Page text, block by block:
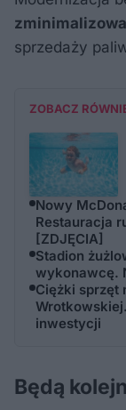
sprzedaży
ZOBACZ
Nowy
Restauracja
[ZDJĘCIA]
Stadion
wykonawcę.
Ciężki sprzęt
inwestycji
Będą